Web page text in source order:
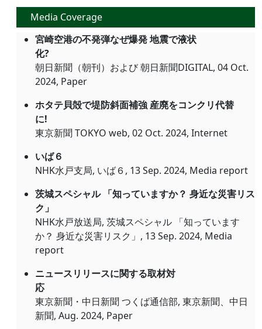
Media Coverage
宮崎空港の不発弾なぜ爆発 地震で液状
化?
朝日新聞（朝刊）および 朝日新聞DIGITAL, 04 Oct.
2024, Paper
ホタテ貝殻で堤防斜面補強 産廃をコンクリ代替
に!
東京新聞 TOKYO web, 02 Oct. 2024, Internet
いば６
NHK水戸支局, いば６, 13 Sep. 2024, Media report
茨城スペシャル 「知っていますか？ 身近な災害リス
ク」
NHK水戸放送局, 茨城スペシャル 「知っています
か？ 身近な災害リスク」, 13 Sep. 2024, Media
report
ニュースリリースに関する取材対
応
東京新聞・中日新聞 つくば通信部, 東京新聞、中日
新聞, Aug. 2024, Paper